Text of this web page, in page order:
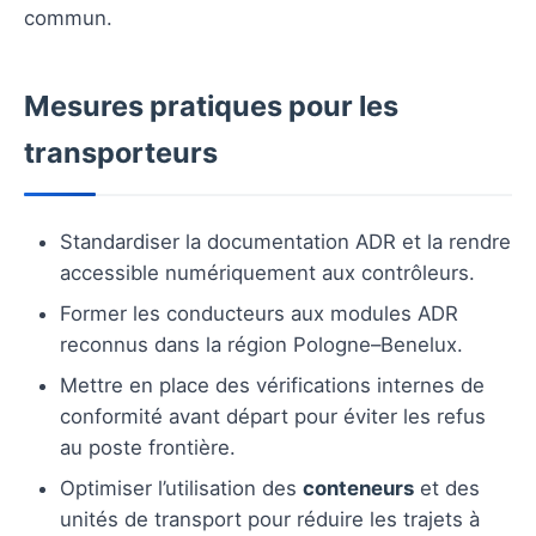
commun.
Mesures pratiques pour les
transporteurs
Standardiser la documentation ADR et la rendre
accessible numériquement aux contrôleurs.
Former les conducteurs aux modules ADR
reconnus dans la région Pologne–Benelux.
Mettre en place des vérifications internes de
conformité avant départ pour éviter les refus
au poste frontière.
Optimiser l’utilisation des conteneurs et des
unités de transport pour réduire les trajets à